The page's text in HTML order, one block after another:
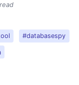
#databasespy